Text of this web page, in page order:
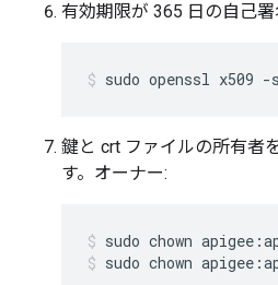
有効期限が 365 日の自己署
sudo openssl x509
鍵と crt ファイルの所有者
す。オーナー:
sudo chown